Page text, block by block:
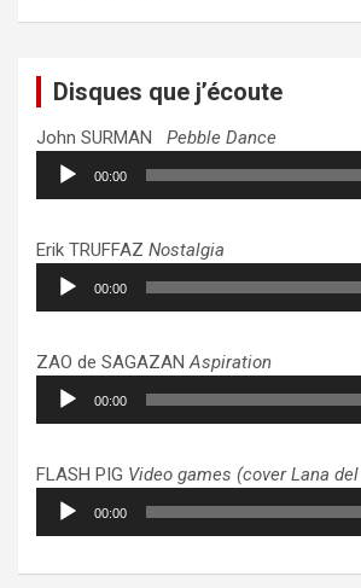
Disques que j’écoute
John SURMAN Pebble Dance
Lecteur
audio
00:00
Erik TRUFFAZ Nostalgia
Lecteur
audio
00:00
ZAO de SAGAZANAspiration
Lecteur
audio
00:00
FLASH PIG Video games (cover Lana del
Lecteur
audio
00:00